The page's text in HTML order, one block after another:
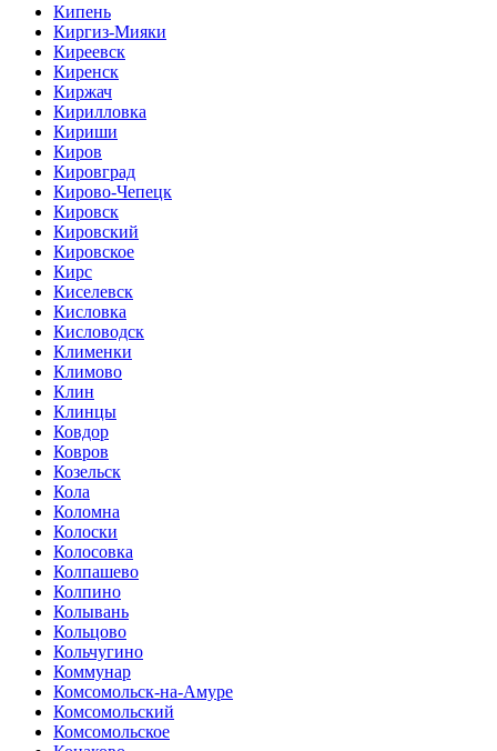
Кипень
Киргиз-Мияки
Киреевск
Киренск
Киржач
Кирилловка
Кириши
Киров
Кировград
Кирово-Чепецк
Кировск
Кировский
Кировское
Кирс
Киселевск
Кисловка
Кисловодск
Клименки
Климово
Клин
Клинцы
Ковдор
Ковров
Козельск
Кола
Коломна
Колоски
Колосовка
Колпашево
Колпино
Колывань
Кольцово
Кольчугино
Коммунар
Комсомольск-на-Амуре
Комсомольский
Комсомольское